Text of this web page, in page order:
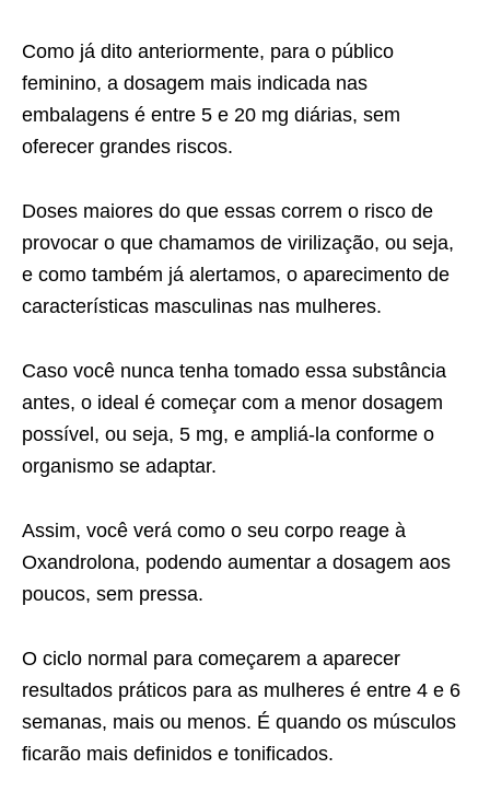
Como já dito anteriormente, para o público
feminino, a dosagem mais indicada nas
embalagens é entre 5 e 20 mg diárias, sem
oferecer grandes riscos.
Doses maiores do que essas correm o risco de
provocar o que chamamos de virilização, ou seja,
e como também já alertamos, o aparecimento de
características masculinas nas mulheres.
Caso você nunca tenha tomado essa substância
antes, o ideal é começar com a menor dosagem
possível, ou seja, 5 mg, e ampliá-la conforme o
organismo se adaptar.
Assim, você verá como o seu corpo reage à
Oxandrolona, podendo aumentar a dosagem aos
poucos, sem pressa.
O ciclo normal para começarem a aparecer
resultados práticos para as mulheres é entre 4 e 6
semanas, mais ou menos. É quando os músculos
ficarão mais definidos e tonificados.